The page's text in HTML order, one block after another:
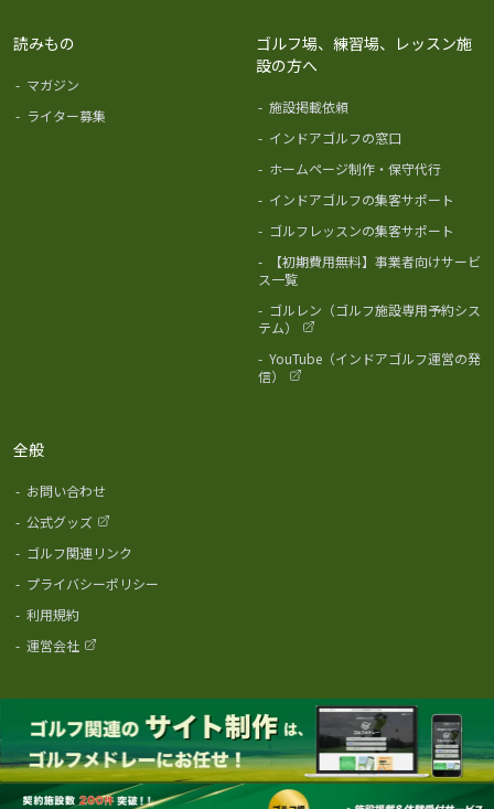
読みもの
- マガジン
- ライター募集
ゴルフ場、練習場、レッスン施
設の方へ
- 施設掲載依頼
- インドアゴルフの窓口
- ホームページ制作・保守代行
- インドアゴルフの集客サポート
- ゴルフレッスンの集客サポート
-
【初期費用無料】事業者向けサービ
ス一覧
- ゴルレン（ゴルフ施設専用予約シス
テム）
- YouTube（インドアゴルフ運営の発
信）
全般
- お問い合わせ
- 公式グッズ
- ゴルフ関連リンク
- プライバシーポリシー
- 利用規約
- 運営会社